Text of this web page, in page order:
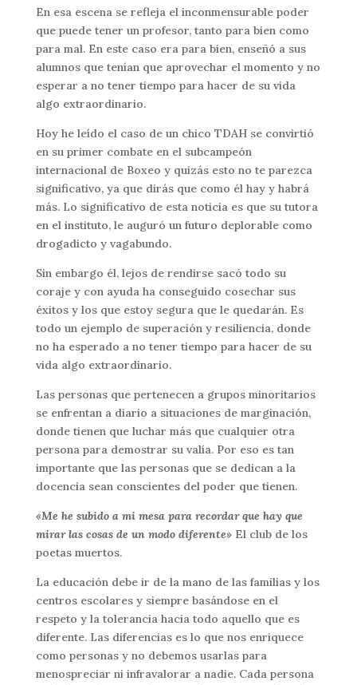
En esa escena se refleja el inconmensurable poder
que puede tener un profesor, tanto para bien como
para mal. En este caso era para bien, enseñó a sus
alumnos que tenían que aprovechar el momento y no
esperar a no tener tiempo para hacer de su vida
algo extraordinario.
Hoy he leído el caso de un chico TDAH se convirtió
en su primer combate en el subcampeón
internacional de Boxeo y quizás esto no te parezca
significativo, ya que dirás que como él hay y habrá
más. Lo significativo de esta noticia es que su tutora
en el instituto, le auguró un futuro deplorable como
drogadicto y vagabundo.
Sin embargo él, lejos de rendirse sacó todo su
coraje y con ayuda ha conseguido cosechar sus
éxitos y los que estoy segura que le quedarán. Es
todo un ejemplo de superación y resiliencia, donde
no ha esperado a no tener tiempo para hacer de su
vida algo extraordinario.
Las personas que pertenecen a grupos minoritarios
se enfrentan a diario a situaciones de marginación,
donde tienen que luchar más que cualquier otra
persona para demostrar su valía. Por eso es tan
importante que las personas que se dedican a la
docencia sean conscientes del poder que tienen.
«Me he subido a mi mesa para recordar que hay que
mirar las cosas de un modo diferente» El club de los
poetas muertos.
La educación debe ir de la mano de las familias y los
centros escolares y siempre basándose en el
respeto y la tolerancia hacia todo aquello que es
diferente. Las diferencias es lo que nos enriquece
como personas y no debemos usarlas para
menospreciar ni infravalorar a nadie. Cada persona